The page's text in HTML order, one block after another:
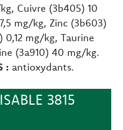
Cuivre (3b405) 10
mg/kg, Zinc (3b603)
0,12 mg/kg, Taurine
(3a910) 40 mg/kg.
: antioxydants.
3815